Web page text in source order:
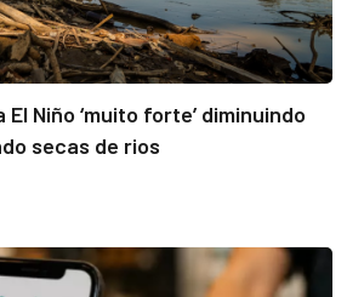
Niño ‘muito forte’ diminuindo
secas de rios